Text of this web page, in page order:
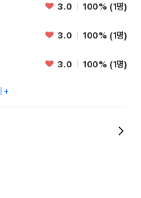
3.0 100% (1명)
3.0 100% (1명)
3.0 100% (1명)